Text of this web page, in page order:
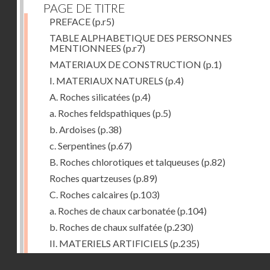
PAGE DE TITRE
PREFACE(p.r5)
TABLE ALPHABETIQUE DES PERSONNES
MENTIONNEES (p.r7)
MATERIAUX DE CONSTRUCTION (p.1)
I. MATERIAUX NATURELS (p.4)
A. Roches silicatées (p.4)
a. Roches feldspathiques (p.5)
b. Ardoises (p.38)
c. Serpentines (p.67)
B. Roches chlorotiques et talqueuses (p.82)
Roches quartzeuses (p.89)
C. Roches calcaires (p.103)
a. Roches de chaux carbonatée(p.104)
b. Roches de chaux sulfatée(p.230)
II. MATERIELS ARTIFICIELS (p.235)